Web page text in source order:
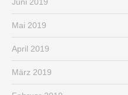
Mai 2019
April 2019
März 2019